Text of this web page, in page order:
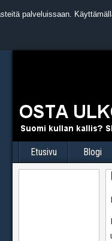
palveluissaan.
Etusivu Blogi